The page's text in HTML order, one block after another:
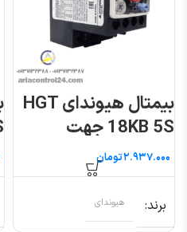
بیمتال هیوندای HGT
18KB 5S جهت
کنتاکتور ۹ تا ۲۲ آمپرتومان
برند هیوندای